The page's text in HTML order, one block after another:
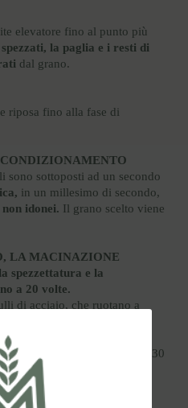
elevatore fino al punto più
la paglia e i resti di
dal grano.
riposa fino alla fase di
sono sottoposti ad un secondo
in un millesimo di secondo,
idonei. Il grano scelto viene
LA MACINAZIONE
la spezzettatura e la
a 20 volte.
di acciaio, che ruotano a
macinano i chicchi
di pula. Durante la
che contengono da 15 a 30
garantiscono una
e crusca.
di mulini.